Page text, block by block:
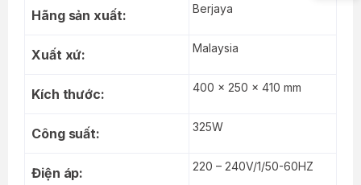
Hãng sản xuất: Berjaya
Xuất xứ: Malaysia
Kích thước: 400 x 250 x 410 mm
Công suất: 325W
Điện áp: 220 – 240V/1/50-60HZ